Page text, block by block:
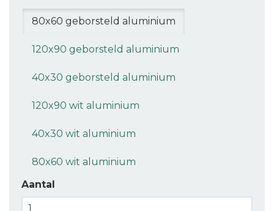
80x60 geborsteld aluminium
120x90 geborsteld aluminium
40x30 geborsteld aluminium
120x90 wit aluminium
40x30 wit aluminium
80x60 wit aluminium
Aantal